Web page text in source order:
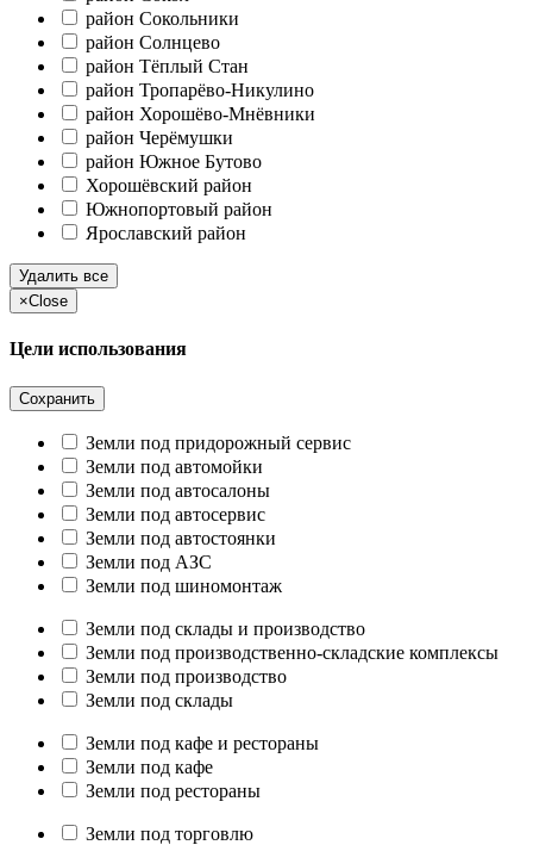
район Сокольники
район Солнцево
район Тёплый Стан
район Тропарёво-Никулино
район Хорошёво-Мнёвники
район Черёмушки
район Южное Бутово
Хорошёвский район
Южнопортовый район
Ярославский район
Удалить все
×Close
Цели использования
Сохранить
Земли под придорожный сервис
Земли под автомойки
Земли под автосалоны
Земли под автосервис
Земли под автостоянки
Земли под АЗС
Земли под шиномонтаж
Земли под склады и производство
Земли под производственно-складские комплексы
Земли под производство
Земли под склады
Земли под кафе и рестораны
Земли под кафе
Земли под рестораны
Земли под торговлю